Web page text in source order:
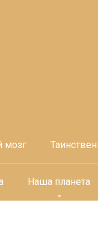
мозг
Наша планета